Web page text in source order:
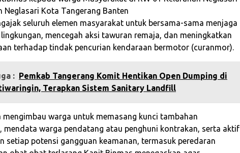
Neglasari Kota Tangerang Banten
seluruh elemen masyarakat untuk bersama-sama menjaga
mencegah aksi tawuran remaja, dan meningkatkan
terhadap tindak pencurian kendaraan bermotor (curanmor).
: Pemkab Tangerang Komit Hentikan Open Dumping di
Terapkan Sistem Sanitary Landfill
mengimbau warga untuk memasang kunci tambahan
mendata warga pendatang atau penghuni kontrakan, serta aktif
setiap potensi gangguan keamanan, termasuk peredaran